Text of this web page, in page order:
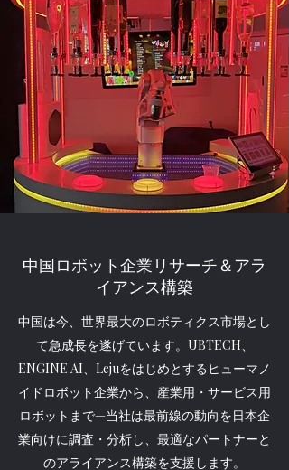
中国ロボット企業リサーチ＆アラ
イアンス構築
中国は今、世界最大のロボティクス市場とし
て急成長を遂げています。UBTECH、
ENGINE AI、Lejuをはじめとするヒューマノ
イドロボット企業から、産業用・サービス用
ロボットまで—当社は最前線の動向を日本企
業向けに調査・分析し、最適なパートナーと
のアライアンス構築を支援します。